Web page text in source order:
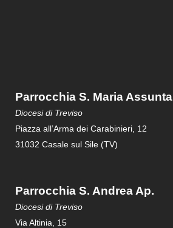
Parrocchia S. Maria Assunta
Diocesi di Treviso
Piazza all’Arma dei Carabinieri, 12
31032 Casale sul Sile (TV)
Parrocchia S. Andrea Ap.
Diocesi di Treviso
Via Altinia, 15